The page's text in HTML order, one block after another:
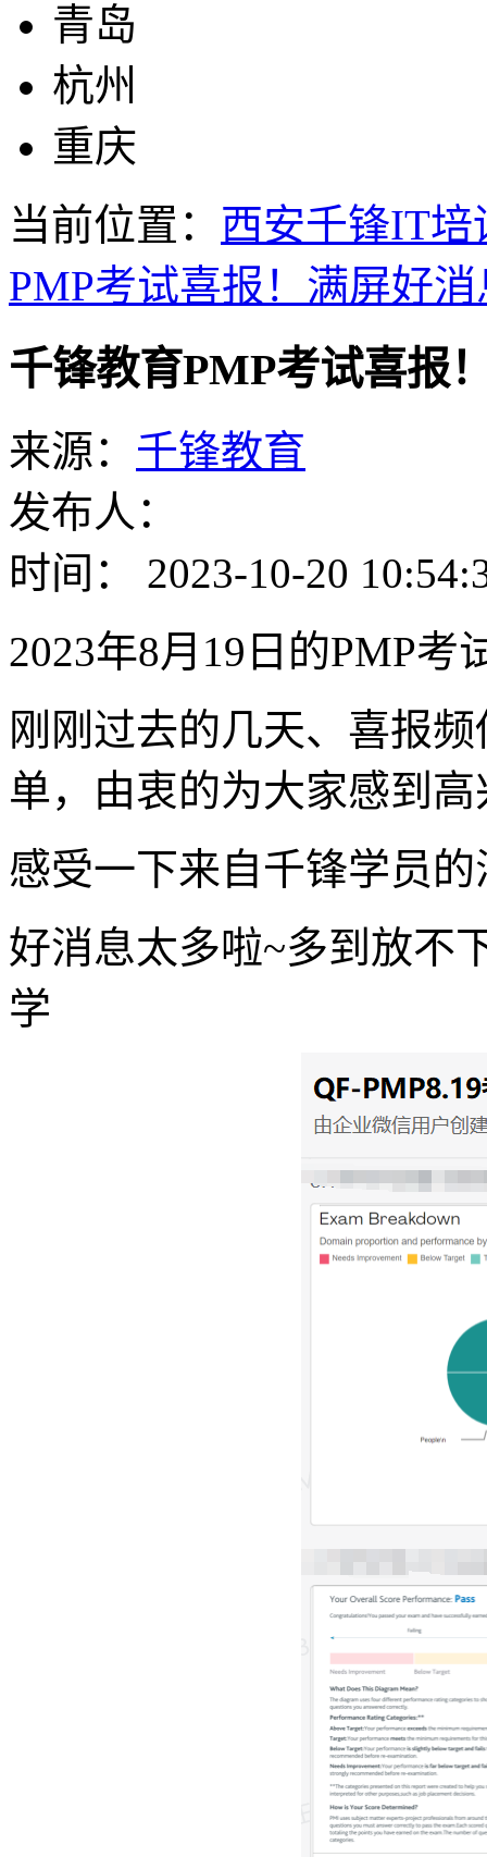
青岛
杭州
重庆
当前位置： 西安千锋IT培
PMP考试喜报！满屏好
千锋教育PMP考试喜报
来源： 千锋教育
发布人：
时间： 2023-10-20
2023年8月19日的PMP考
刚刚过去的几天、喜报
单，由衷的为大家感到高
感受一下来自千锋学员
好消息太多啦~多到放不
学